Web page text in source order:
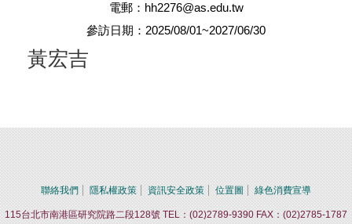
電郵：hh2276@as.edu.tw
參訪日期：2025/08/01~2027/06/30
黃宏吉
聯絡我們 隱私權政策 資訊安全政策 位置圖 綠色消費宣導
115台北市南港區研究院路二段128號 TEL：(02)2789-9390 FAX：(02)2785-1787